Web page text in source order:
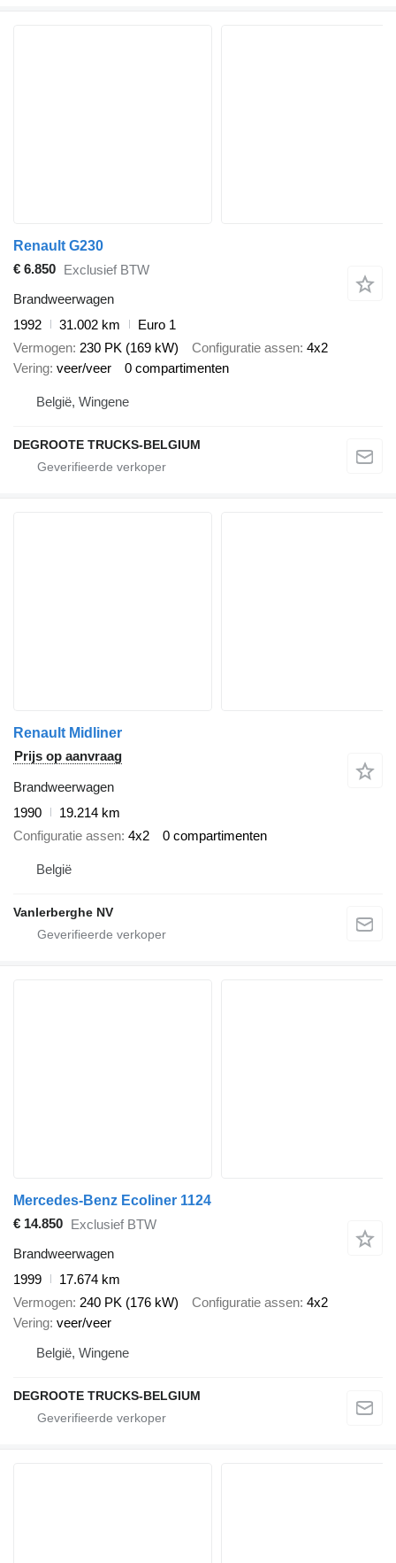
Renault G230
€ 6.850 Exclusief BTW
Brandweerwagen
1992
31.002 km
Euro 1
Vermogen 230 PK (169 kW) Configuratie assen 4x2
Vering veer/veer 0 compartimenten
België, Wingene
DEGROOTE TRUCKS-BELGIUM
Renault Midliner
Prijs op aanvraag
Brandweerwagen
1990
19.214 km
Configuratie assen 4x2 0 compartimenten
België
Vanlerberghe NV
Mercedes-Benz Ecoliner 1124
€ 14.850 Exclusief BTW
Brandweerwagen
1999
17.674 km
Vermogen 240 PK (176 kW) Configuratie assen 4x2
Vering veer/veer
België, Wingene
DEGROOTE TRUCKS-BELGIUM